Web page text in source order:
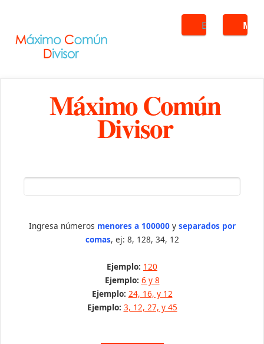
Buscar
Máximo Común
Divisor
Ingresa números menores a 100000y separados por
comas, ej: 8, 128, 34, 12
Ejemplo: 120
Ejemplo: 6 y 8
Ejemplo: 24, 16, y 12
Ejemplo: 3, 12, 27, y 45